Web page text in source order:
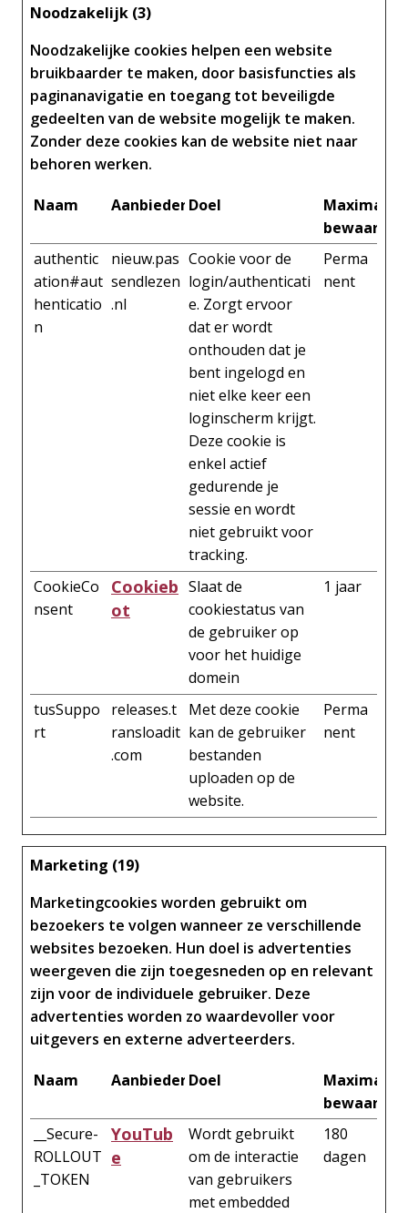
Noodzakelijk (3)
Noodzakelijke cookies helpen een website
bruikbaarder te maken, door basisfuncties als
paginanavigatie en toegang tot beveiligde
gedeelten van de website mogelijk te maken.
Zonder deze cookies kan de website niet naar
behoren werken.
Naam Aanbieder Doel
Maximale
authentic
ation#aut
henticatio
n
nieuw.pas
sendlezen
.nl
Cookie voor de
login/authenticati
e. Zorgt ervoor
dat er wordt
onthouden dat je
bent ingelogd en
niet elke keer een
loginscherm krijgt.
Deze cookie is
enkel actief
gedurende je
sessie en wordt
niet gebruikt voor
tracking.
Perma
nent
CookieCo
nsent
Cookieb
ot
Slaat de
cookiestatus van
de gebruiker op
voor het huidige
domein
1 jaar
tusSuppo
rt
releases.t
ransloadit
.com
Met deze cookie
kan de gebruiker
bestanden
uploaden op de
website.
Perma
nent
Marketing (19)
Marketingcookies worden gebruikt om
bezoekers te volgen wanneer ze verschillende
websites bezoeken. Hun doel is advertenties
weergeven die zijn toegesneden op en relevant
zijn voor de individuele gebruiker. Deze
advertenties worden zo waardevoller voor
uitgevers en externe adverteerders.
Naam Aanbieder Doel
Maximale
__Secure-
ROLLOUT
_TOKEN
YouTub
e
Wordt gebruikt
om de interactie
van gebruikers
met embedded
180
dagen